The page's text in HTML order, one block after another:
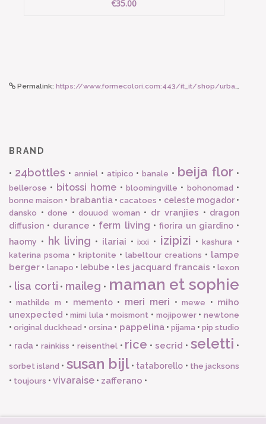
€35.00
Permalink: https://www.formecolori.com:443/it_it/shop/urban_bottles/urban_bottle_500_ml/24bottles_urban_bottle_noir_500_ml/4238
BRAND
• 24bottles • anniel• atipico •banale • beija flor •
bellerose • bitossi home • bloomingville • bohonomad •
bonne maison • brabantia•cacatoes • celeste mogador•
dansko • done • douuod woman • dr vranjies • dragon
diffusion • durance • ferm living • fiorira un giardino•
haomy • hk living • ilariai •ixxi • izipizi •kashura •
katerina psoma • kriptonite • labeltour creations • lampe
berger • lanapo • lebube • les jacquard francais •lexon
• lisa corti • maileg • maman et sophie
•mathilde m • memento• meri meri •mewe • miho
unexpected •mimi lula •moismont • mojipower•newtone
•original duckhead •orsina • pappelina• pijama • pip studio
• rada • rainkiss • reisenthel• rice •secrid •seletti •
sorbet island • susan bijl• tataborello • the jacksons
• toujours • vivaraise • zafferano •